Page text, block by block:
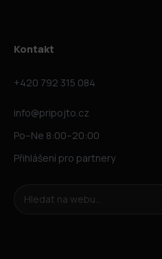
Kontakt
+420 792 315 084
info@pripojto.cz
Po–Ne 8:00–20:00
Přihlášení pro partnery
Hledat na webu